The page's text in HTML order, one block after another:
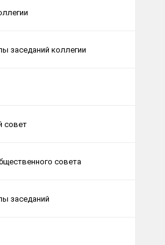
заседаний коллегии
совет
совета
заседаний